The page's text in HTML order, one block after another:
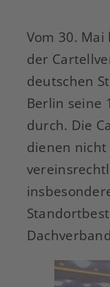
Vom 30.
der
deutschen
Berlin seine
durch. Die
dienen